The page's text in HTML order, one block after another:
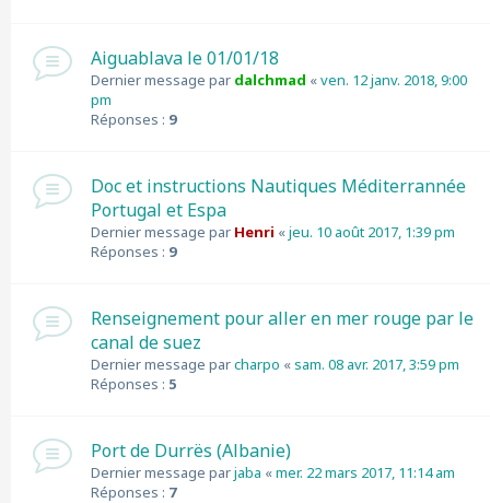
Aiguablava le 01/01/18
Dernier message par dalchmad «ven. 12 janv. 2018, 9:00
pm
Réponses : 9
Doc et instructions Nautiques Méditerrannée
Portugal et Espa
Dernier message par Henri «jeu. 10 août 2017, 1:39 pm
Réponses : 9
Renseignement pour aller en mer rouge par le
canal de suez
Dernier message parcharpo «sam. 08 avr. 2017, 3:59 pm
Réponses : 5
Port de Durrës (Albanie)
Dernier message parjaba «mer. 22 mars 2017, 11:14 am
Réponses : 7